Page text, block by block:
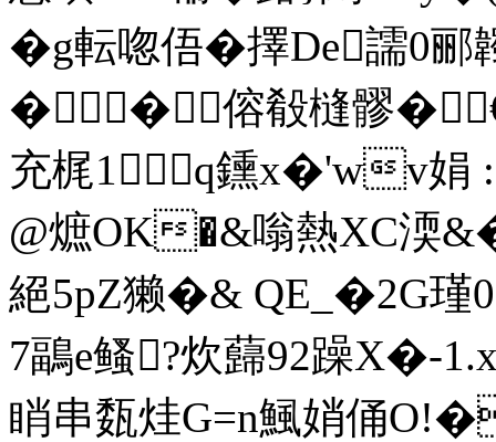
�g転唿俉�擇De譳
��傛殽槰髎
充梶1q鑂x�'wv娟
@熫OK�&嗡熱XC渜
絕5pZ獭�& QE_�2G
7鶝e鳋?炊蘬92躁X�-
睄串瓾 烓G=n鯴娋俑